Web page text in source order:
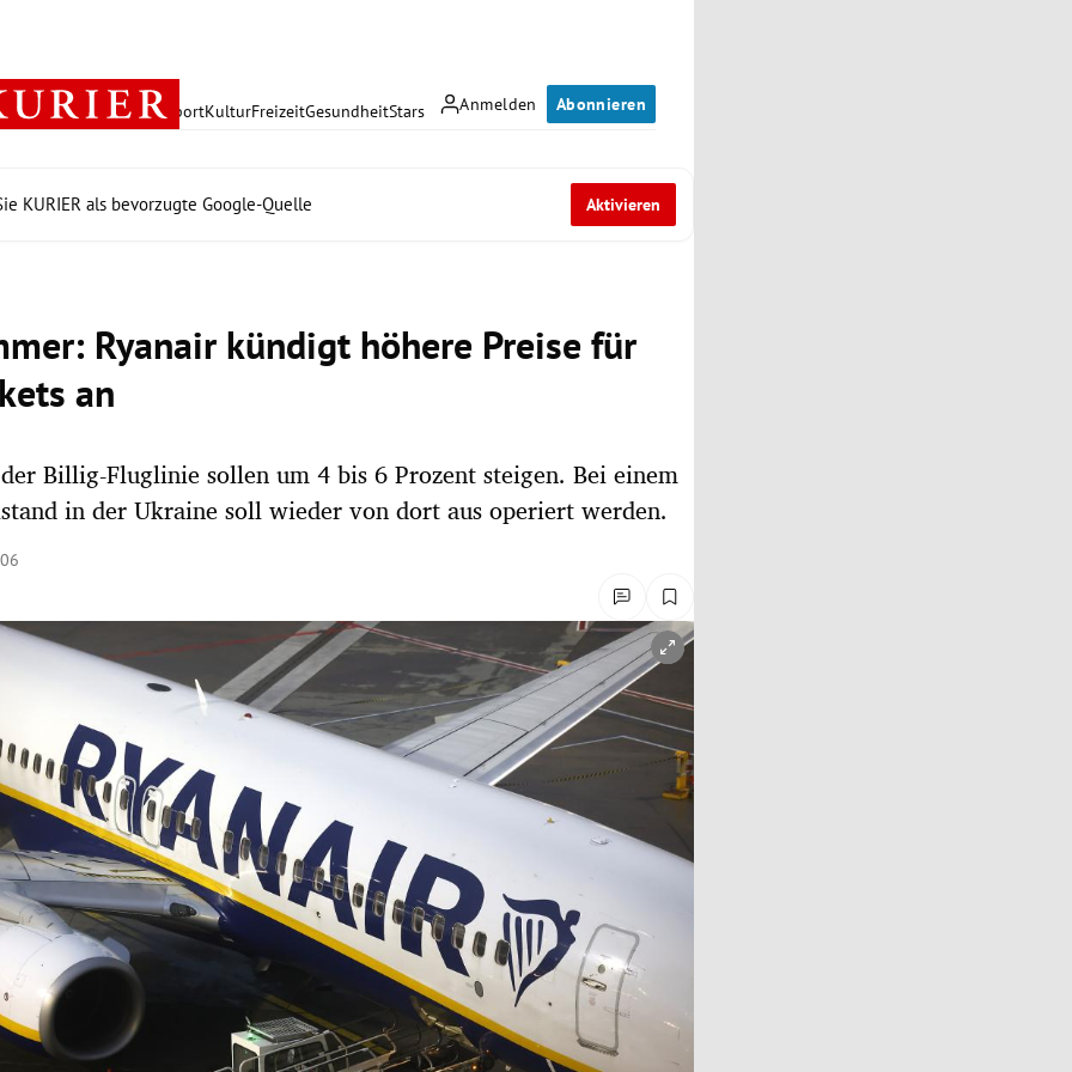
Anmelden Abonnieren
PolitikWirtschaft SportKulturFreizeitGesundheitStars
KURIER als bevorzugte Google-Quelle Aktivieren
Ryanair kündigt höhere Preise für
an
Billig-Fluglinie sollen um 4 bis 6 Prozent steigen. Bei einem
in der Ukraine soll wieder von dort aus operiert werden.
öffnen/schließen